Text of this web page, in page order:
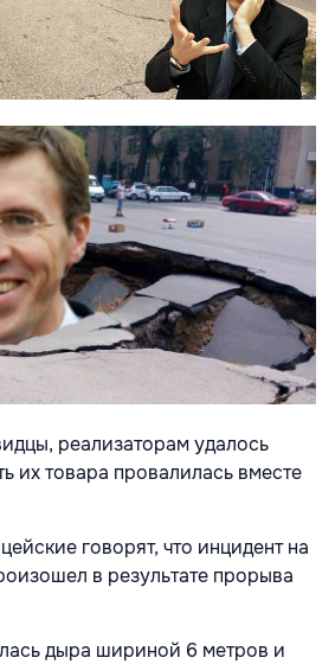
реализаторам удалось
их товара провалилась вместе
говорят, что инцидент на
в результате прорыва
дыра шириной 6 метров и